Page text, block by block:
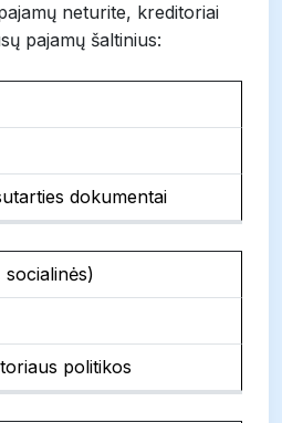
neturite, kreditoriai
pajamų šaltinius:
Komentaras
dokumentai
politikos